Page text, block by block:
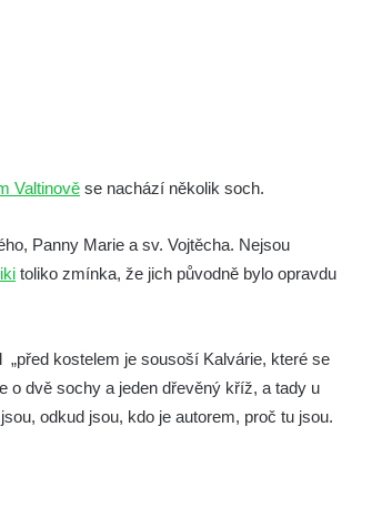
Valtinově se nachází několik soch.
Panny Marie a sv. Vojtěcha. Nejsou
toliko zmínka, že jich původně bylo opravdu
kostelem je sousoší Kalvárie, které se
o dvě sochy a jeden dřevěný kříž, a tady u
odkud jsou, kdo je autorem, proč tu jsou.